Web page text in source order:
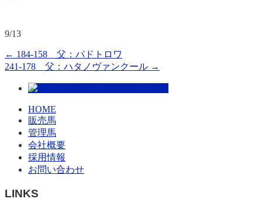
9/13
← 184-158 父：パドトロワ
241-178 父：ハタノヴァンクール →
HOME
販売馬
管理馬
会社概要
採用情報
お問い合わせ
LINKS